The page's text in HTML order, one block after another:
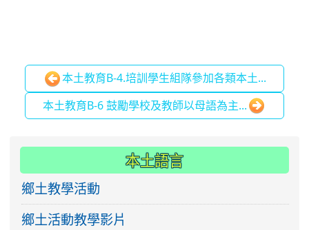
本土教育B-4.培訓學生組隊參加各類本土...
本土教育B-6 鼓勵學校及教師以母語為主...
本土語言
鄉土教學活動
鄉土活動教學影片